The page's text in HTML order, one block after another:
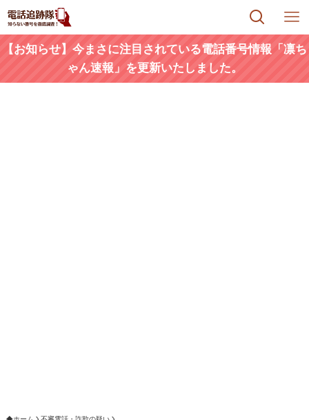
【お知らせ】今まさに注目されている電話番号情報「凛ち
ゃん速報」を更新いたしました。